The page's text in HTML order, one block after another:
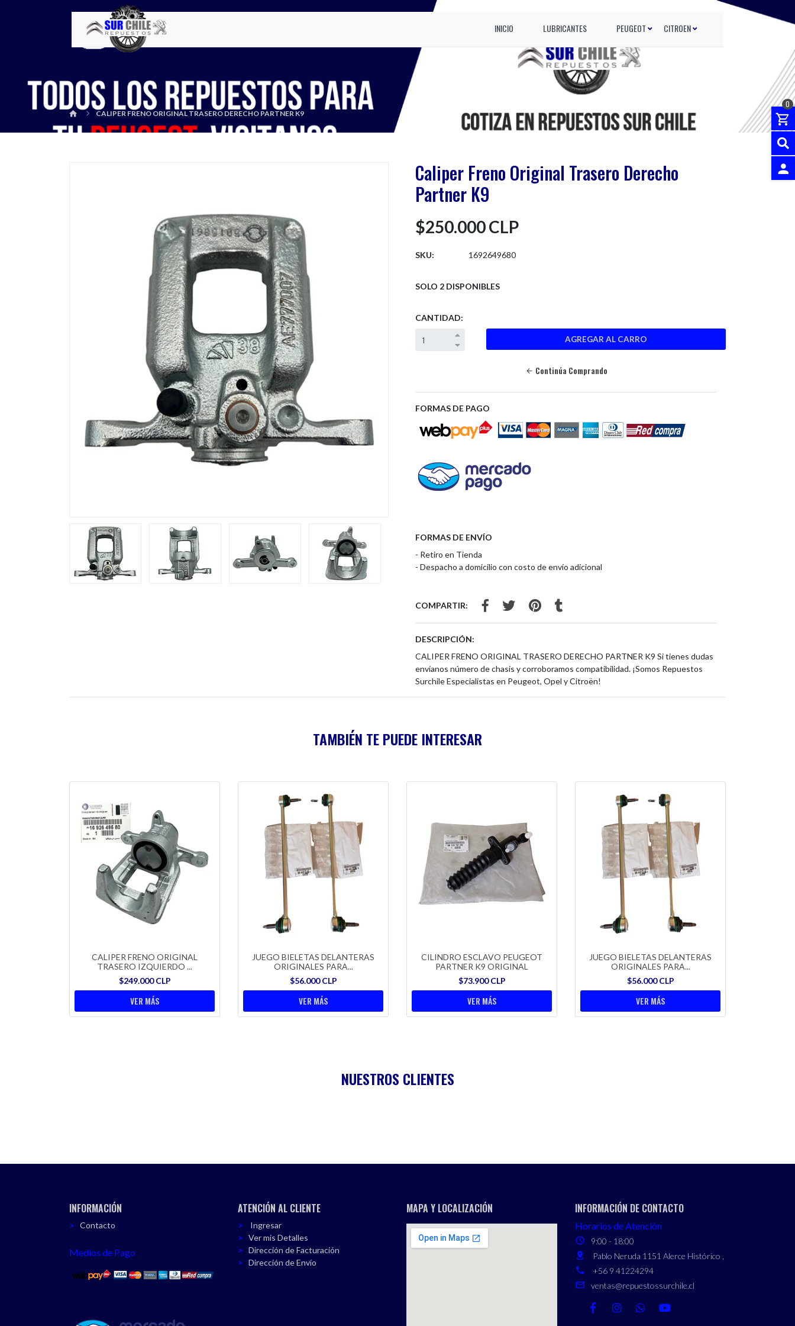
INICIO LUBRICANTES PEUGEOT CITROEN
0
CALIPER FRENO ORIGINAL TRASERO DERECHO PARTNER K9
Caliper Freno Original Trasero Derecho
Partner K9
$250.000 CLP
SKU: 1692649680
SOLO 2 DISPONIBLES
CANTIDAD:
Continúa Comprando
FORMAS DE PAGO
FORMAS DE ENVÍO
- Retiro en Tienda
- Despacho a domicilio con costo de envío adicional
COMPARTIR:
DESCRIPCIÓN:
CALIPER FRENO ORIGINAL TRASERO DERECHO PARTNER K9 Si tienes dudas
envíanos número de chasis y corroboramos compatibilidad. ¡Somos Repuestos
Surchile Especialistas en Peugeot, Opel y Citroën!
TAMBIÉN TE PUEDE INTERESAR
CALIPER FRENO ORIGINAL
TRASERO IZQUIERDO ...
$249.000 CLP
VER MÁS
JUEGO BIELETAS DELANTERAS
ORIGINALES PARA...
$56.000 CLP
VER MÁS
CILINDRO ESCLAVO PEUGEOT
PARTNER K9 ORIGINAL
$73.900 CLP
VER MÁS
JUEGO BIELETAS DELANTERAS
ORIGINALES PARA...
$56.000 CLP
VER MÁS
NUESTROS CLIENTES
INFORMACIÓN
Contacto
Medios de Pago
ATENCIÓN AL CLIENTE
Ingresar
Ver mis Detalles
Dirección de Facturación
Dirección de Envío
MAPA Y LOCALIZACIÓN INFORMACIÓN DE CONTACTO
Horarios de Atención
9:00 - 18:00
Pablo Neruda 1151 Alerce Histórico ,
+56 9 41224294
ventas@repuestossurchile.cl